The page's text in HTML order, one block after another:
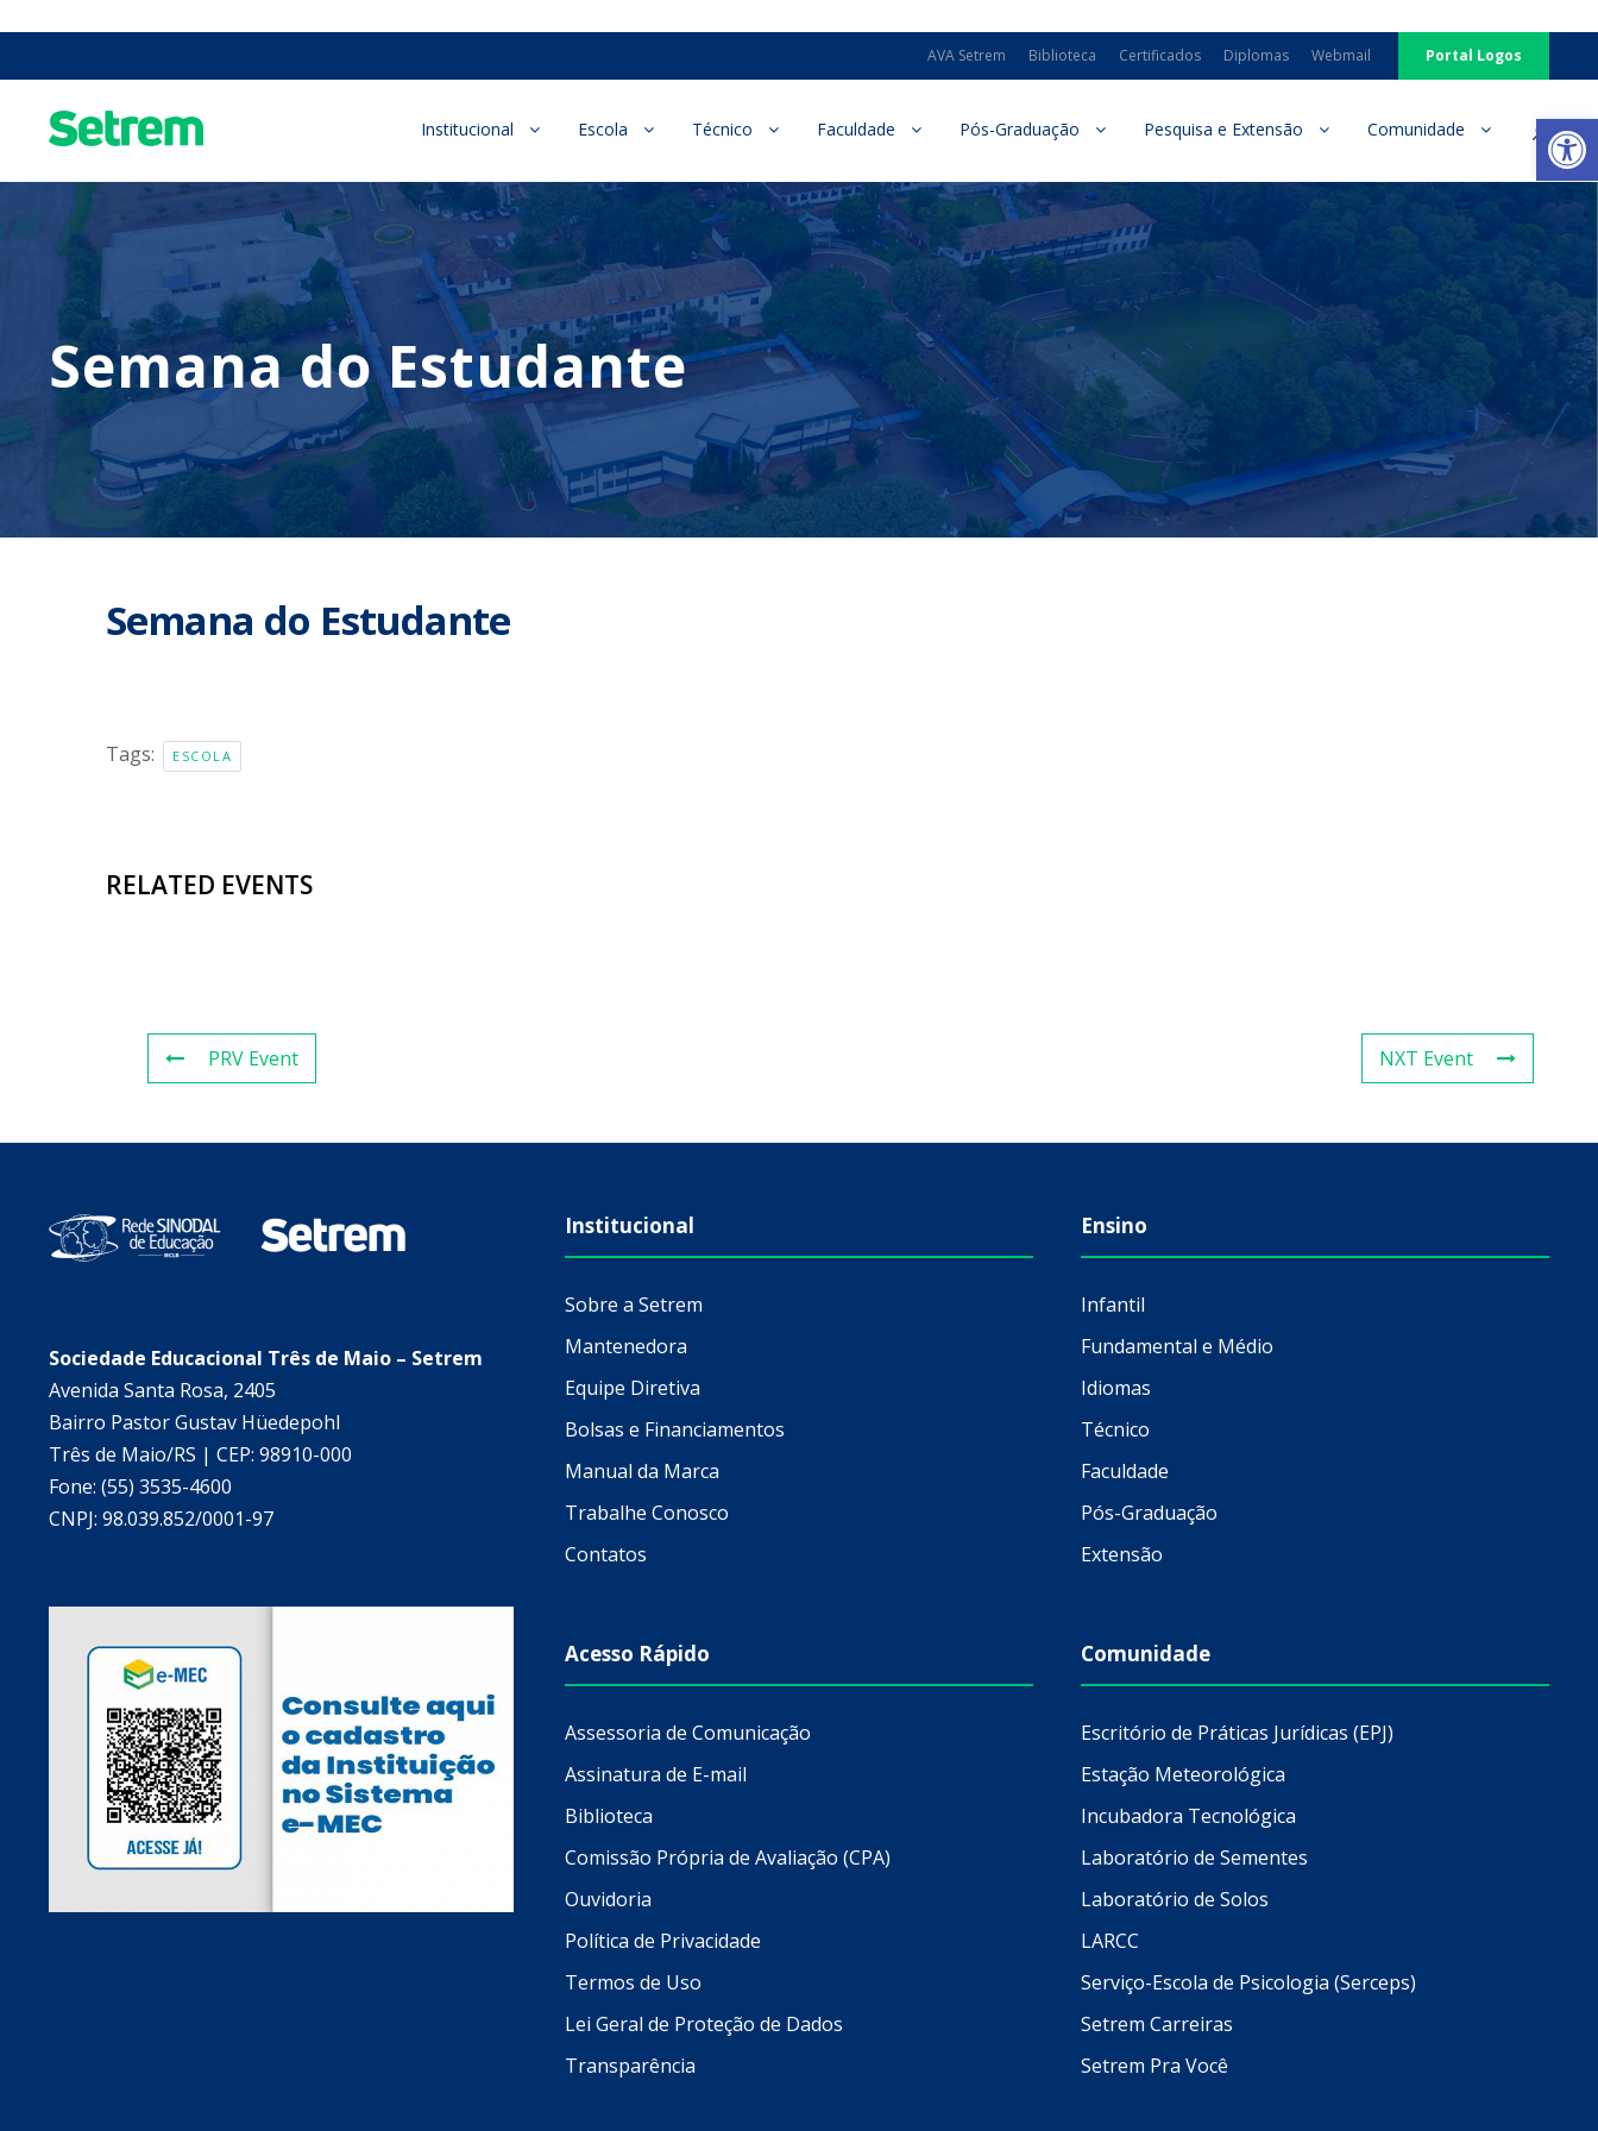
AVA Setrem Biblioteca Certificados Diplomas Webmail Portal Logos
Institucional Escola Técnico Faculdade Pós-Graduação Pesquisa e Extensão Comunidade
Semana do Estudante
Semana do Estudante
Tags: ESCOLA
RELATED EVENTS
PRV Event NXT Event
Sociedade Educacional Três de Maio – Setrem
Avenida Santa Rosa, 2405
Bairro Pastor Gustav Hüedepohl
Três de Maio/RS | CEP: 98910-000
Fone: (55) 3535-4600
CNPJ: 98.039.852/0001-97
Institucional
Sobre a Setrem
Mantenedora
Equipe Diretiva
Bolsas e Financiamentos
Manual da Marca
Trabalhe Conosco
Contatos
Acesso Rápido
Assessoria de Comunicação
Assinatura de E-mail
Biblioteca
Comissão Própria de Avaliação (CPA)
Ouvidoria
Política de Privacidade
Termos de Uso
Lei Geral de Proteção de Dados
Transparência
Ensino
Infantil
Fundamental e Médio
Idiomas
Técnico
Faculdade
Pós-Graduação
Extensão
Comunidade
Escritório de Práticas Jurídicas (EPJ)
Estação Meteorológica
Incubadora Tecnológica
Laboratório de Sementes
Laboratório de Solos
LARCC
Serviço-Escola de Psicologia (Serceps)
Setrem Carreiras
Setrem Pra Você